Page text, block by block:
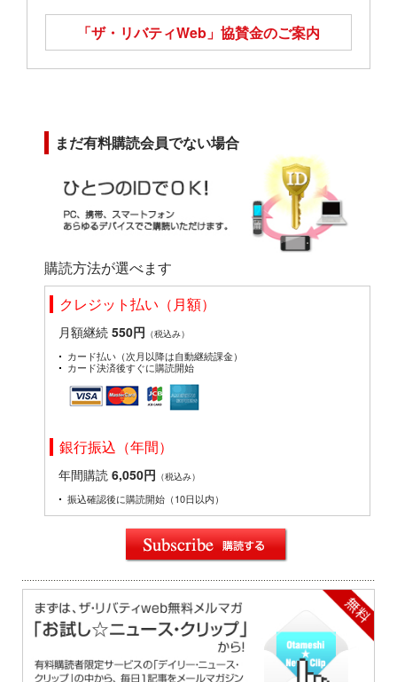
「ザ・リバティWeb」 協賛金のご案内
まだ有料購読会員でない場合
購読方法が選べます
クレジット払い（月額）
月額継続 550円 （税込み）
カード払い（次月以降は自動継続課金）
カード決済後すぐに購読開始
銀行振込（年間）
年間購読 6,050円 （税込み）
振込確認後に購読開始（10日以内）